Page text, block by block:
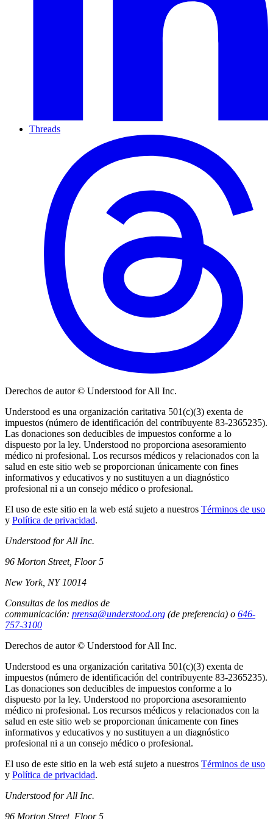
Threads
Derechos de autor © Understood for All Inc.
Understood es una organización caritativa 501(c)(3) exenta de
impuestos (número de identificación del contribuyente 83-2365235).
Las donaciones son deducibles de impuestos conforme a lo
dispuesto por la ley. Understood no proporciona asesoramiento
médico ni profesional. Los recursos médicos y relacionados con la
salud en este sitio web se proporcionan únicamente con fines
informativos y educativos y no sustituyen a un diagnóstico
profesional ni a un consejo médico o profesional.
El uso de este sitio en la web está sujeto a nuestros Términos de uso
y Política de privacidad.
Understood for All Inc.
96 Morton Street, Floor 5
New York, NY 10014
Consultas de los medios de
communicación: prensa@understood.org (de preferencia) o 646-
757-3100
Derechos de autor © Understood for All Inc.
Understood es una organización caritativa 501(c)(3) exenta de
impuestos (número de identificación del contribuyente 83-2365235).
Las donaciones son deducibles de impuestos conforme a lo
dispuesto por la ley. Understood no proporciona asesoramiento
médico ni profesional. Los recursos médicos y relacionados con la
salud en este sitio web se proporcionan únicamente con fines
informativos y educativos y no sustituyen a un diagnóstico
profesional ni a un consejo médico o profesional.
El uso de este sitio en la web está sujeto a nuestros Términos de uso
y Política de privacidad.
Understood for All Inc.
96 Morton Street, Floor 5